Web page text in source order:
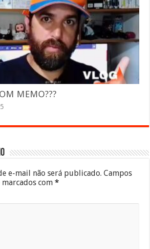
MEMO???
e-mail não será publicado. Campos
com*